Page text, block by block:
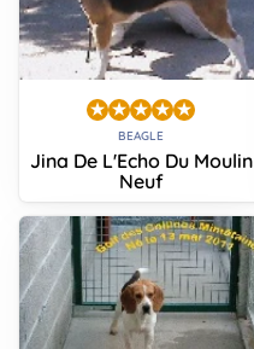
BEAGLE
Jina De L'Echo Du Moulin
Neuf